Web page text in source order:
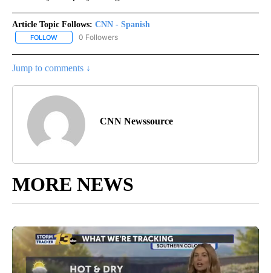
Article Topic Follows: CNN - Spanish
FOLLOW FOLLOW "CNN - SPANISH" TO RECEIVE NOTIFICATIONS ABOUT
0 Followers
Jump to comments ↓
CNN Newssource
MORE NEWS